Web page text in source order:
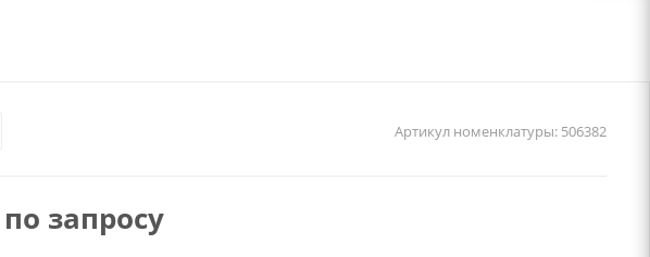
Артикул номенклатуры: 506382
запросу